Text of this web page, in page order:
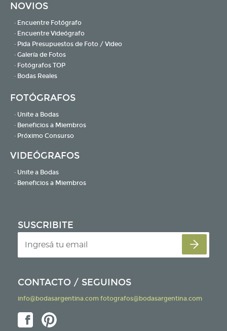
NOVIOS
· Encuentre Fotógrafo
· Encuentre Videógrafo
· Pida Presupuestos de Foto / Video
· Galería de Fotos
· Fotógrafos TOP
· Bodas Reales
FOTÓGRAFOS
· Unite a Bodas
· Beneficios a Miembros
· Próximo Consurso
VIDEÓGRAFOS
· Unite a Bodas
· Beneficios a Miembros
SUSCRIBITE
CONTACTO / SEGUINOS
info@bodasargentina.com fotografos@bodasargentina.com